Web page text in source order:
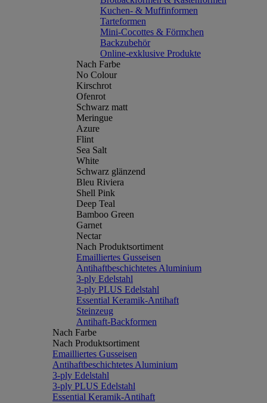
Kuchen- & Muffinformen
Tarteformen
Mini-Cocottes & Förmchen
Backzubehör
Online-exklusive Produkte
Nach Farbe
No Colour
Kirschrot
Ofenrot
Schwarz matt
Meringue
Azure
Flint
Sea Salt
White
Schwarz glänzend
Bleu Riviera
Shell Pink
Deep Teal
Bamboo Green
Garnet
Nectar
Nach Produktsortiment
Emailliertes Gusseisen
Antihaftbeschichtetes Aluminium
3-ply Edelstahl
3-ply PLUS Edelstahl
Essential Keramik-Antihaft
Steinzeug
Antihaft-Backformen
Nach Farbe
Nach Produktsortiment
Emailliertes Gusseisen
Antihaftbeschichtetes Aluminium
3-ply Edelstahl
3-ply PLUS Edelstahl
Essential Keramik-Antihaft